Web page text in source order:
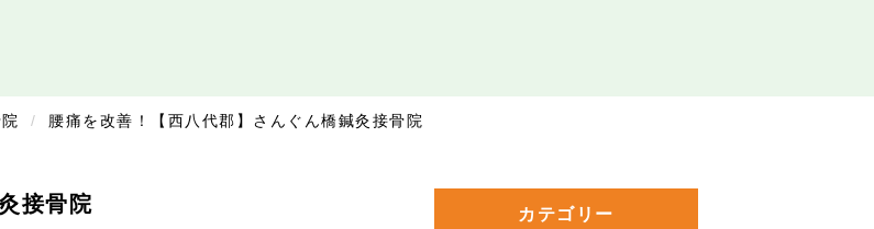
腰痛を改善！【西八代郡】さんぐん橋鍼灸接骨院
接骨院 カテゴリー